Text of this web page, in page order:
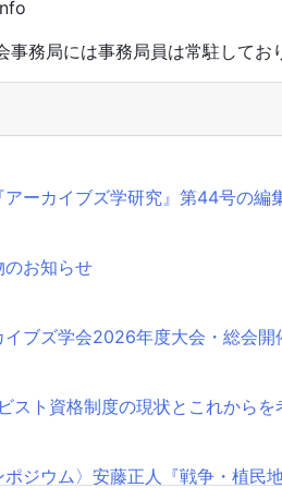
事務局には事務局員は常駐して
アーカイブズ学研究』第44号の編
のお知らせ
イブズ学会2026年度大会・総会
スト資格制度の現状とこれから
ジウム〉安藤正人『戦争・植民